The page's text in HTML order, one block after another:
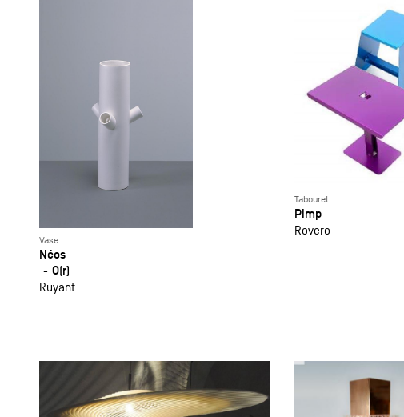
Vase
Néos
O(r)
Ruyant
Tabouret
Pimp
Rovero